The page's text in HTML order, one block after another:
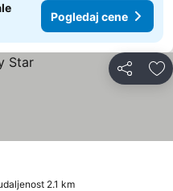
Pogledaj cene
Deli
2.1 km